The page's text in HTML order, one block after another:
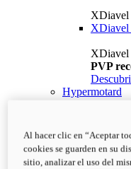
XDiavel
PVP
Hypermotard
Al hacer clic en “Aceptar
cookies se guarden en su
sitio, analizar el uso del